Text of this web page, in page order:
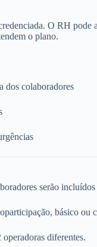
O RH
o plano.
dos colaboradores
serão
básico ou
diferentes.